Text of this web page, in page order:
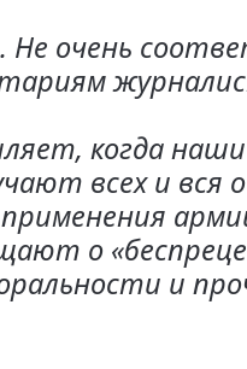
Не очень
когда наши
всех и вся о
о
и